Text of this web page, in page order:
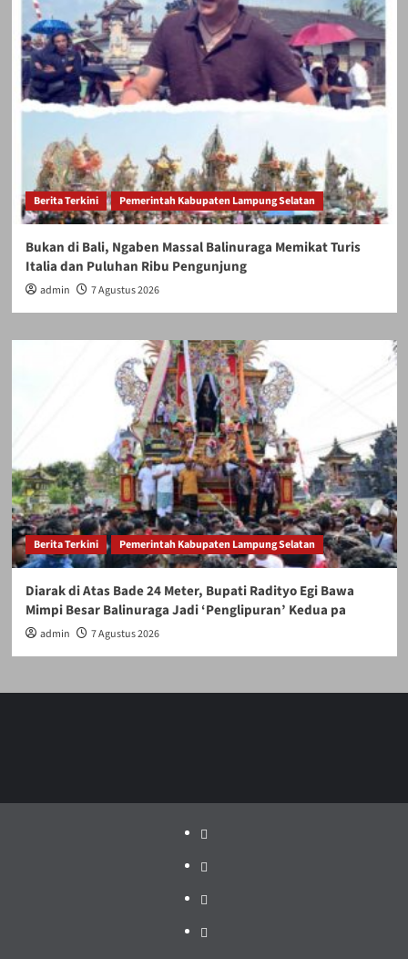
Berita Terkini Pemerintah Kabupaten Lampung Selatan
Bukan di Bali, Ngaben Massal Balinuraga Memikat Turis
Italia dan Puluhan Ribu Pengunjung
admin 7 Agustus 2026
Berita Terkini Pemerintah Kabupaten Lampung Selatan
Diarak di Atas Bade 24 Meter, Bupati Radityo Egi Bawa
Mimpi Besar Balinuraga Jadi ‘Penglipuran’ Kedua pa
admin 7 Agustus 2026
Politik
Pariwisata
Jakarta
Dunia